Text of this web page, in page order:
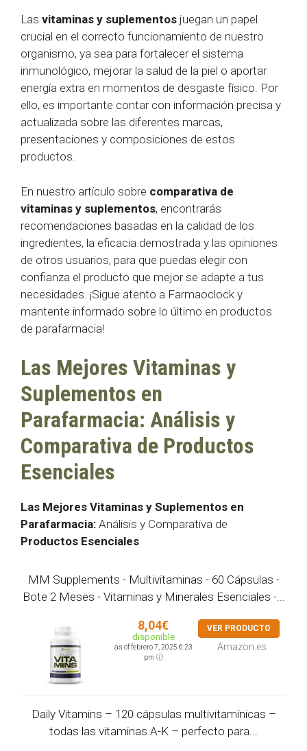
Las vitaminas y suplementos juegan un papel
crucial en el correcto funcionamiento de nuestro
organismo, ya sea para fortalecer el sistema
inmunológico, mejorar la salud de la piel o aportar
energía extra en momentos de desgaste físico. Por
ello, es importante contar con información precisa y
actualizada sobre las diferentes marcas,
presentaciones y composiciones de estos
productos.
En nuestro artículo sobre comparativa de
vitaminas y suplementos, encontrarás
recomendaciones basadas en la calidad de los
ingredientes, la eficacia demostrada y las opiniones
de otros usuarios, para que puedas elegir con
confianza el producto que mejor se adapte a tus
necesidades. ¡Sigue atento a Farmaoclock y
mantente informado sobre lo último en productos
de parafarmacia!
Las Mejores Vitaminas y
Suplementos en
Parafarmacia: Análisis y
Comparativa de Productos
Esenciales
Las Mejores Vitaminas y Suplementos en
Parafarmacia: Análisis y Comparativa de
Productos Esenciales
MM Supplements - Multivitaminas - 60 Cápsulas -
Bote 2 Meses - Vitaminas y Minerales Esenciales -...
8,04€
disponible
as of febrero 7, 2025 6:23
pm
VER PRODUCTO
Amazon.es
Daily Vitamins – 120 cápsulas multivitamínicas –
todas las vitaminas A-K – perfecto para...